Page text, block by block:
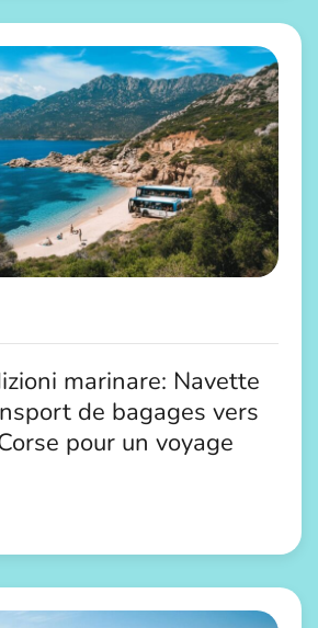
marinare: Navette
de bagages vers
pour un voyage